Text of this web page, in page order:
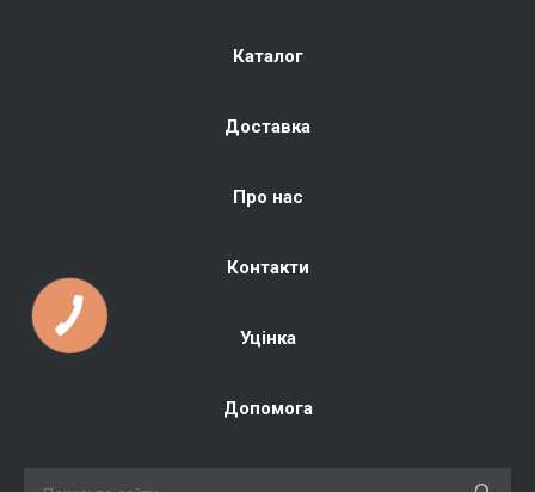
Каталог
Доставка
Про нас
Контакти
Уцінка
Допомога